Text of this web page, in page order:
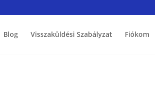
Blog Visszaküldési Szabályzat Fiókom